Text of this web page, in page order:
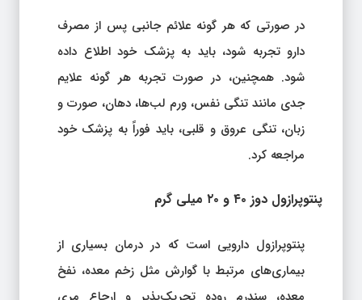
در صورتی که هر گونه علائم جانبی پس از مصرف
دارو تجربه شود، باید به پزشک خود اطلاع داده
شود. همچنین، در صورت تجربه هر گونه علایم
جدی مانند تنگی نفس، ورم لب‌ها، دهان، صورت و
زبان، تنگی عروق و قلبی، باید فوراً به پزشک خود
مراجعه کرد.
پنتوپرازول دوز ۴۰ و ۲۰ میلی گرم
پنتوپرازول دارویی است که در درمان بسیاری از
بیماری‌های مرتبط با گوارش مثل زخم معده، نفخ